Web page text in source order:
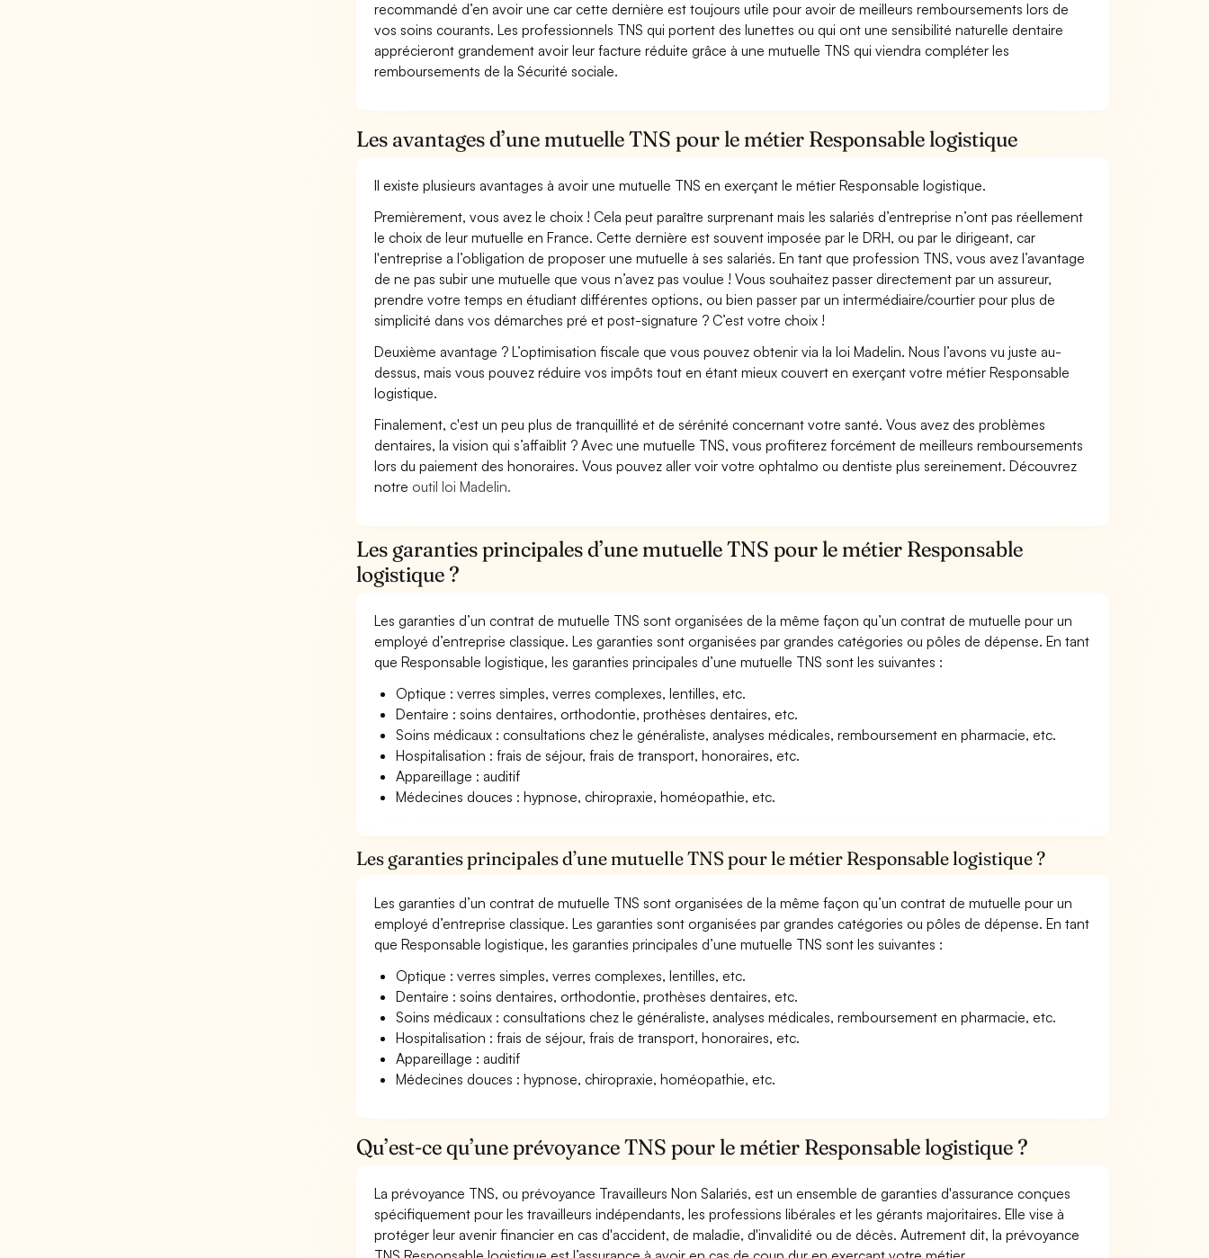
recommandé d’en avoir une car cette dernière est toujours utile pour avoir de meilleurs remboursements lors de
vos soins courants. Les professionnels TNS qui portent des lunettes ou qui ont une sensibilité naturelle dentaire
apprécieront grandement avoir leur facture réduite grâce à une mutuelle TNS qui viendra compléter les
remboursements de la Sécurité sociale.
Les avantages d’une mutuelle TNS pour le métier Responsable logistique
Il existe plusieurs avantages à avoir une mutuelle TNS en exerçant le métier Responsable logistique.
Premièrement, vous avez le choix ! Cela peut paraître surprenant mais les salariés d’entreprise n’ont pas réellement
le choix de leur mutuelle en France. Cette dernière est souvent imposée par le DRH, ou par le dirigeant, car
l'entreprise a l’obligation de proposer une mutuelle à ses salariés. En tant que profession TNS, vous avez l’avantage
de ne pas subir une mutuelle que vous n’avez pas voulue ! Vous souhaitez passer directement par un assureur,
prendre votre temps en étudiant différentes options, ou bien passer par un intermédiaire/courtier pour plus de
simplicité dans vos démarches pré et post-signature ? C’est votre choix !
Deuxième avantage ? L’optimisation fiscale que vous pouvez obtenir via la loi Madelin. Nous l’avons vu juste au-
dessus, mais vous pouvez réduire vos impôts tout en étant mieux couvert en exerçant votre métier Responsable
logistique.
Finalement, c'est un peu plus de tranquillité et de sérénité concernant votre santé. Vous avez des problèmes
dentaires, la vision qui s’affaiblit ? Avec une mutuelle TNS, vous profiterez forcément de meilleurs remboursements
lors du paiement des honoraires. Vous pouvez aller voir votre ophtalmo ou dentiste plus sereinement. Découvrez
notre outil loi Madelin.
Les garanties principales d’une mutuelle TNS pour le métier Responsable
logistique ?
Les garanties d’un contrat de mutuelle TNS sont organisées de la même façon qu’un contrat de mutuelle pour un
employé d’entreprise classique. Les garanties sont organisées par grandes catégories ou pôles de dépense. En tant
que Responsable logistique, les garanties principales d’une mutuelle TNS sont les suivantes :
Optique : verres simples, verres complexes, lentilles, etc.
Dentaire : soins dentaires, orthodontie, prothèses dentaires, etc.
Soins médicaux : consultations chez le généraliste, analyses médicales, remboursement en pharmacie, etc.
Hospitalisation : frais de séjour, frais de transport, honoraires, etc.
Appareillage : auditif
Médecines douces : hypnose, chiropraxie, homéopathie, etc.
Les garanties principales d’une mutuelle TNS pour le métier Responsable logistique ?
Les garanties d’un contrat de mutuelle TNS sont organisées de la même façon qu’un contrat de mutuelle pour un
employé d’entreprise classique. Les garanties sont organisées par grandes catégories ou pôles de dépense. En tant
que Responsable logistique, les garanties principales d’une mutuelle TNS sont les suivantes :
Optique : verres simples, verres complexes, lentilles, etc.
Dentaire : soins dentaires, orthodontie, prothèses dentaires, etc.
Soins médicaux : consultations chez le généraliste, analyses médicales, remboursement en pharmacie, etc.
Hospitalisation : frais de séjour, frais de transport, honoraires, etc.
Appareillage : auditif
Médecines douces : hypnose, chiropraxie, homéopathie, etc.
Qu’est-ce qu’une prévoyance TNS pour le métier Responsable logistique ?
La prévoyance TNS, ou prévoyance Travailleurs Non Salariés, est un ensemble de garanties d'assurance conçues
spécifiquement pour les travailleurs indépendants, les professions libérales et les gérants majoritaires. Elle vise à
protéger leur avenir financier en cas d'accident, de maladie, d'invalidité ou de décès. Autrement dit, la prévoyance